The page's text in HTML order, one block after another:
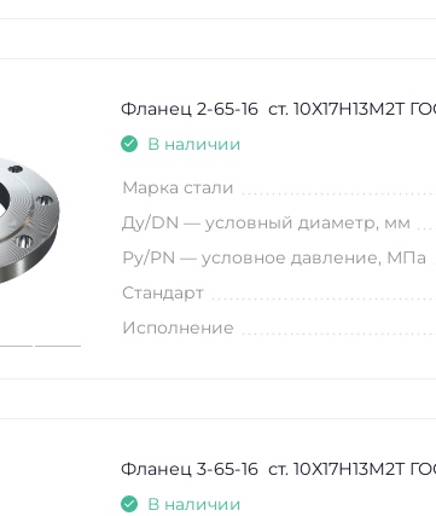
Фланец 2-65-16 ст. 10Х17Н13М2Т
В наличии
Марка стали
Ду/DN — условный диаметр, мм
Ру/PN — условное давление, МПа
Стандарт
Исполнение
Фланец 3-65-16 ст. 10Х17Н13М2Т
В наличии